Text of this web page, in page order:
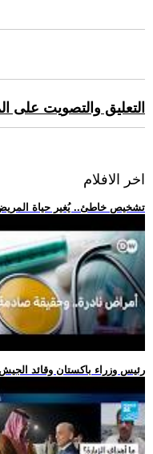
التعليق والتصويت على
اخر الافلام
.. تشخيص خاطئ.. يُغير حياة
.. رئيس وزراء باكستان وقائد